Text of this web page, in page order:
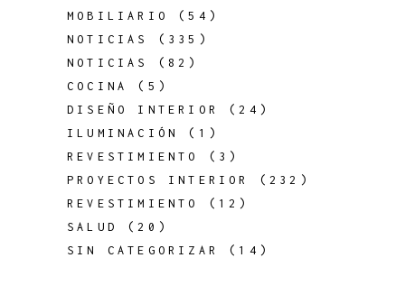
MOBILIARIO
(54)
NOTICIAS
(335)
NOTICIAS
(82)
COCINA
(5)
DISEÑO INTERIOR
(24)
ILUMINACIÓN
(1)
REVESTIMIENTO
(3)
PROYECTOS INTERIOR
(232)
REVESTIMIENTO
(12)
SALUD
(20)
SIN CATEGORIZAR
(14)